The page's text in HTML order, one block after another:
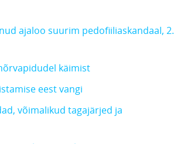
ajaloo suurim pedofiiliaskandaal, 2.
käimist
eest vangi
võimalikud tagajärjed ja